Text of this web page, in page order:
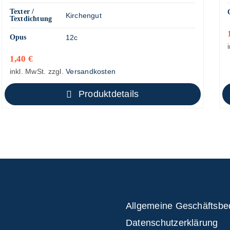
Texter /
Textdichtung
Kirchengut
Opus 12c
1,40€
inkl. MwSt. zzgl.Versandkosten
Produktdetails
Allgemeine
Datenschutzerklärung